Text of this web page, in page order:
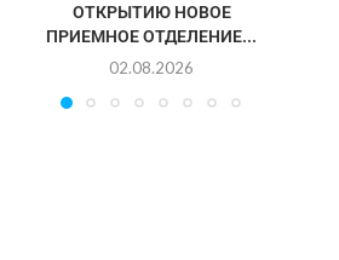
ОТКРЫТИЮ НОВОЕ
ПРИЕМНОЕ ОТДЕЛЕНИЕ...
02.08.2026